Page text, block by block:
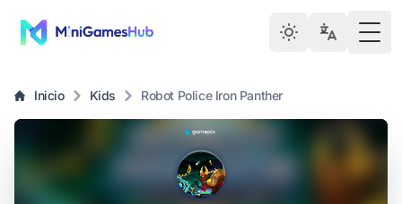
Inicio Kids Robot Police Iron Panther